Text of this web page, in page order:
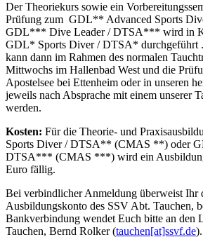
Der Theoriekurs sowie ein
Prüfung zum GDL** Advanced Sports
GDL*** Dive Leader / DTSA*** wird in
GDL* Sports Diver / DTSA* durchgeführt
kann dann im Rahmen des normalen
Mittwochs im Hallenbad West und die
Apostelsee bei Ettenheim oder in unseren
jeweils nach Absprache mit einem unserer
werden.
Kosten: Für die Theorie- und
Sports Diver / DTSA** (CMAS **) oder
DTSA*** (CMAS ***) wird ein
Euro fällig.
Bei verbindlicher Anmeldung überweist Ihr
Ausbildungskonto des SSV Abt. Tauchen,
Bankverbindung wendet Euch bitte an den
Tauchen, Bernd Rolker (tauchen[at]ssvf.de).